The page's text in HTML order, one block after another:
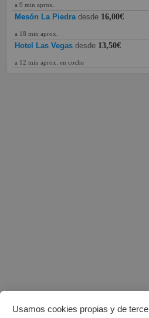
Usamos cookies propias y de
a 9 min aprox.
Mesón La Piedra desde 16,00€
a 18 min aprox.
Hotel Las Vegas desde 13,50€
a 12 min aprox. en coche